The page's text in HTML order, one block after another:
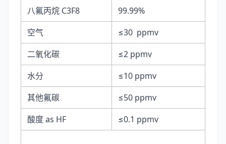
八氟丙烷 C3F8
99.99%
空气
≤30 ppmv
二氧化碳
≤2 ppmv
水分
≤10 ppmv
其他氟碳
≤50 ppmv
酸度 as HF
≤0.1 ppmv